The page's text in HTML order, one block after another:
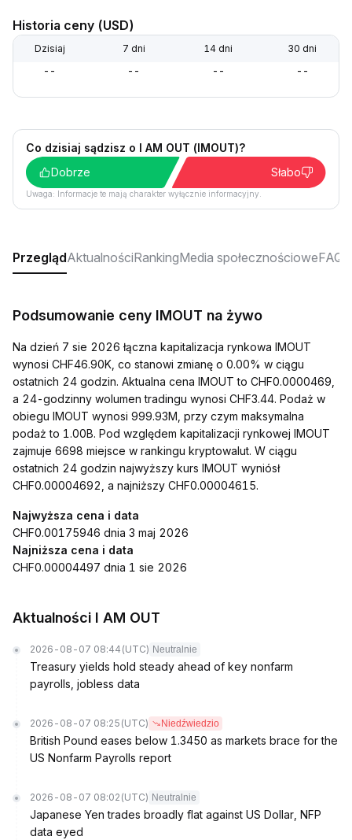
Historia ceny (USD)
Dzisiaj 7 dni 14 dni 30 dni
-- -- -- --
Co dzisiaj sądzisz o I AM OUT (IMOUT)?
Dobrze
Słabo
Uwaga: Informacje te mają charakter wyłącznie informacyjny.
PrzeglądAktualnościRankingMedia społecznościoweFAQ
Podsumowanie ceny IMOUT na żywo
Na dzień 7 sie 2026 łączna kapitalizacja rynkowa IMOUT
wynosi CHF46.90K, co stanowi zmianę o 0.00% w ciągu
ostatnich 24 godzin. Aktualna cena IMOUT to CHF0.0000469,
a 24-godzinny wolumen tradingu wynosi CHF3.44. Podaż w
obiegu IMOUT wynosi 999.93M, przy czym maksymalna
podaż to 1.00B. Pod względem kapitalizacji rynkowej IMOUT
zajmuje 6698 miejsce w rankingu kryptowalut. W ciągu
ostatnich 24 godzin najwyższy kurs IMOUT wyniósł
CHF0.00004692, a najniższy CHF0.00004615.
Najwyższa cena i data
CHF0.00175946 dnia 3 maj 2026
Najniższa cena i data
CHF0.00004497 dnia 1 sie 2026
Aktualności I AM OUT
2026-08-07 08:44 (UTC) Neutralnie
Treasury yields hold steady ahead of key nonfarm
payrolls, jobless data
2026-08-07 08:25 (UTC) Niedźwiedzio
British Pound eases below 1.3450 as markets brace for the
US Nonfarm Payrolls report
2026-08-07 08:02 (UTC) Neutralnie
Japanese Yen trades broadly flat against US Dollar, NFP
data eyed